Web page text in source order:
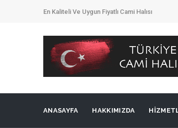
En Kaliteli Ve Uygun Fiyatlı Cami Halısı
ANASAYFA HAKKIMIZDA